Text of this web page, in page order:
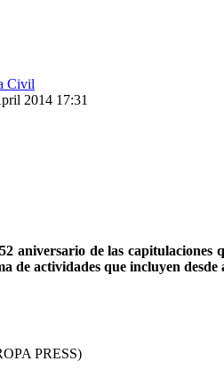
Civil
2014 17:31
aniversario de las
de actividades que incluyen
PRESS)